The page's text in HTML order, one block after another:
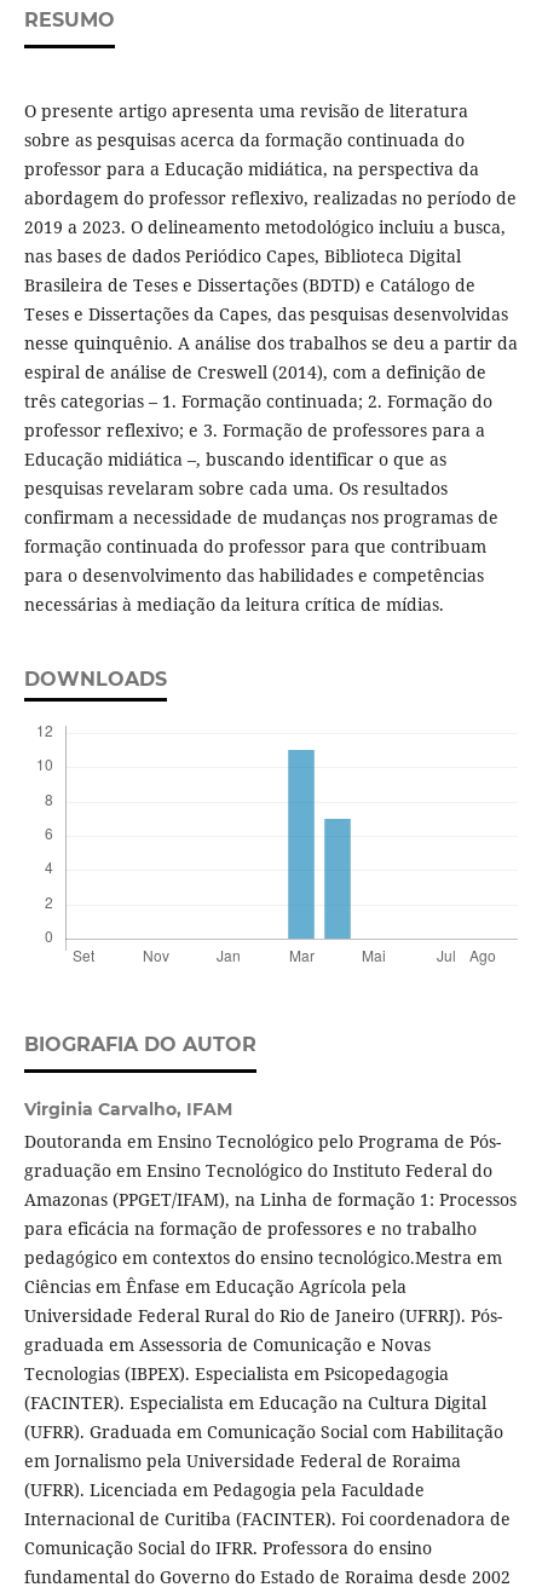
RESUMO
O presente artigo apresenta uma revisão de literatura
sobre as pesquisas acerca da formação continuada do
professor para a Educação midiática, na perspectiva da
abordagem do professor reflexivo, realizadas no período de
2019 a 2023. O delineamento metodológico incluiu a busca,
nas bases de dados Periódico Capes, Biblioteca Digital
Brasileira de Teses e Dissertações (BDTD) e Catálogo de
Teses e Dissertações da Capes, das pesquisas desenvolvidas
nesse quinquênio. A análise dos trabalhos se deu a partir da
espiral de análise de Creswell (2014), com a definição de
três categorias – 1. Formação continuada; 2. Formação do
professor reflexivo; e 3. Formação de professores para a
Educação midiática –, buscando identificar o que as
pesquisas revelaram sobre cada uma. Os resultados
confirmam a necessidade de mudanças nos programas de
formação continuada do professor para que contribuam
para o desenvolvimento das habilidades e competências
necessárias à mediação da leitura crítica de mídias.
DOWNLOADS
BIOGRAFIA DO AUTOR
Virginia Carvalho, IFAM
Doutoranda em Ensino Tecnológico pelo Programa de Pós-
graduação em Ensino Tecnológico do Instituto Federal do
Amazonas (PPGET/IFAM), na Linha de formação 1: Processos
para eficácia na formação de professores e no trabalho
pedagógico em contextos do ensino tecnológico.Mestra em
Ciências em Ênfase em Educação Agrícola pela
Universidade Federal Rural do Rio de Janeiro (UFRRJ). Pós-
graduada em Assessoria de Comunicação e Novas
Tecnologias (IBPEX). Especialista em Psicopedagogia
(FACINTER). Especialista em Educação na Cultura Digital
(UFRR). Graduada em Comunicação Social com Habilitação
em Jornalismo pela Universidade Federal de Roraima
(UFRR). Licenciada em Pedagogia pela Faculdade
Internacional de Curitiba (FACINTER). Foi coordenadora de
Comunicação Social do IFRR. Professora do ensino
fundamental do Governo do Estado de Roraima desde 2002